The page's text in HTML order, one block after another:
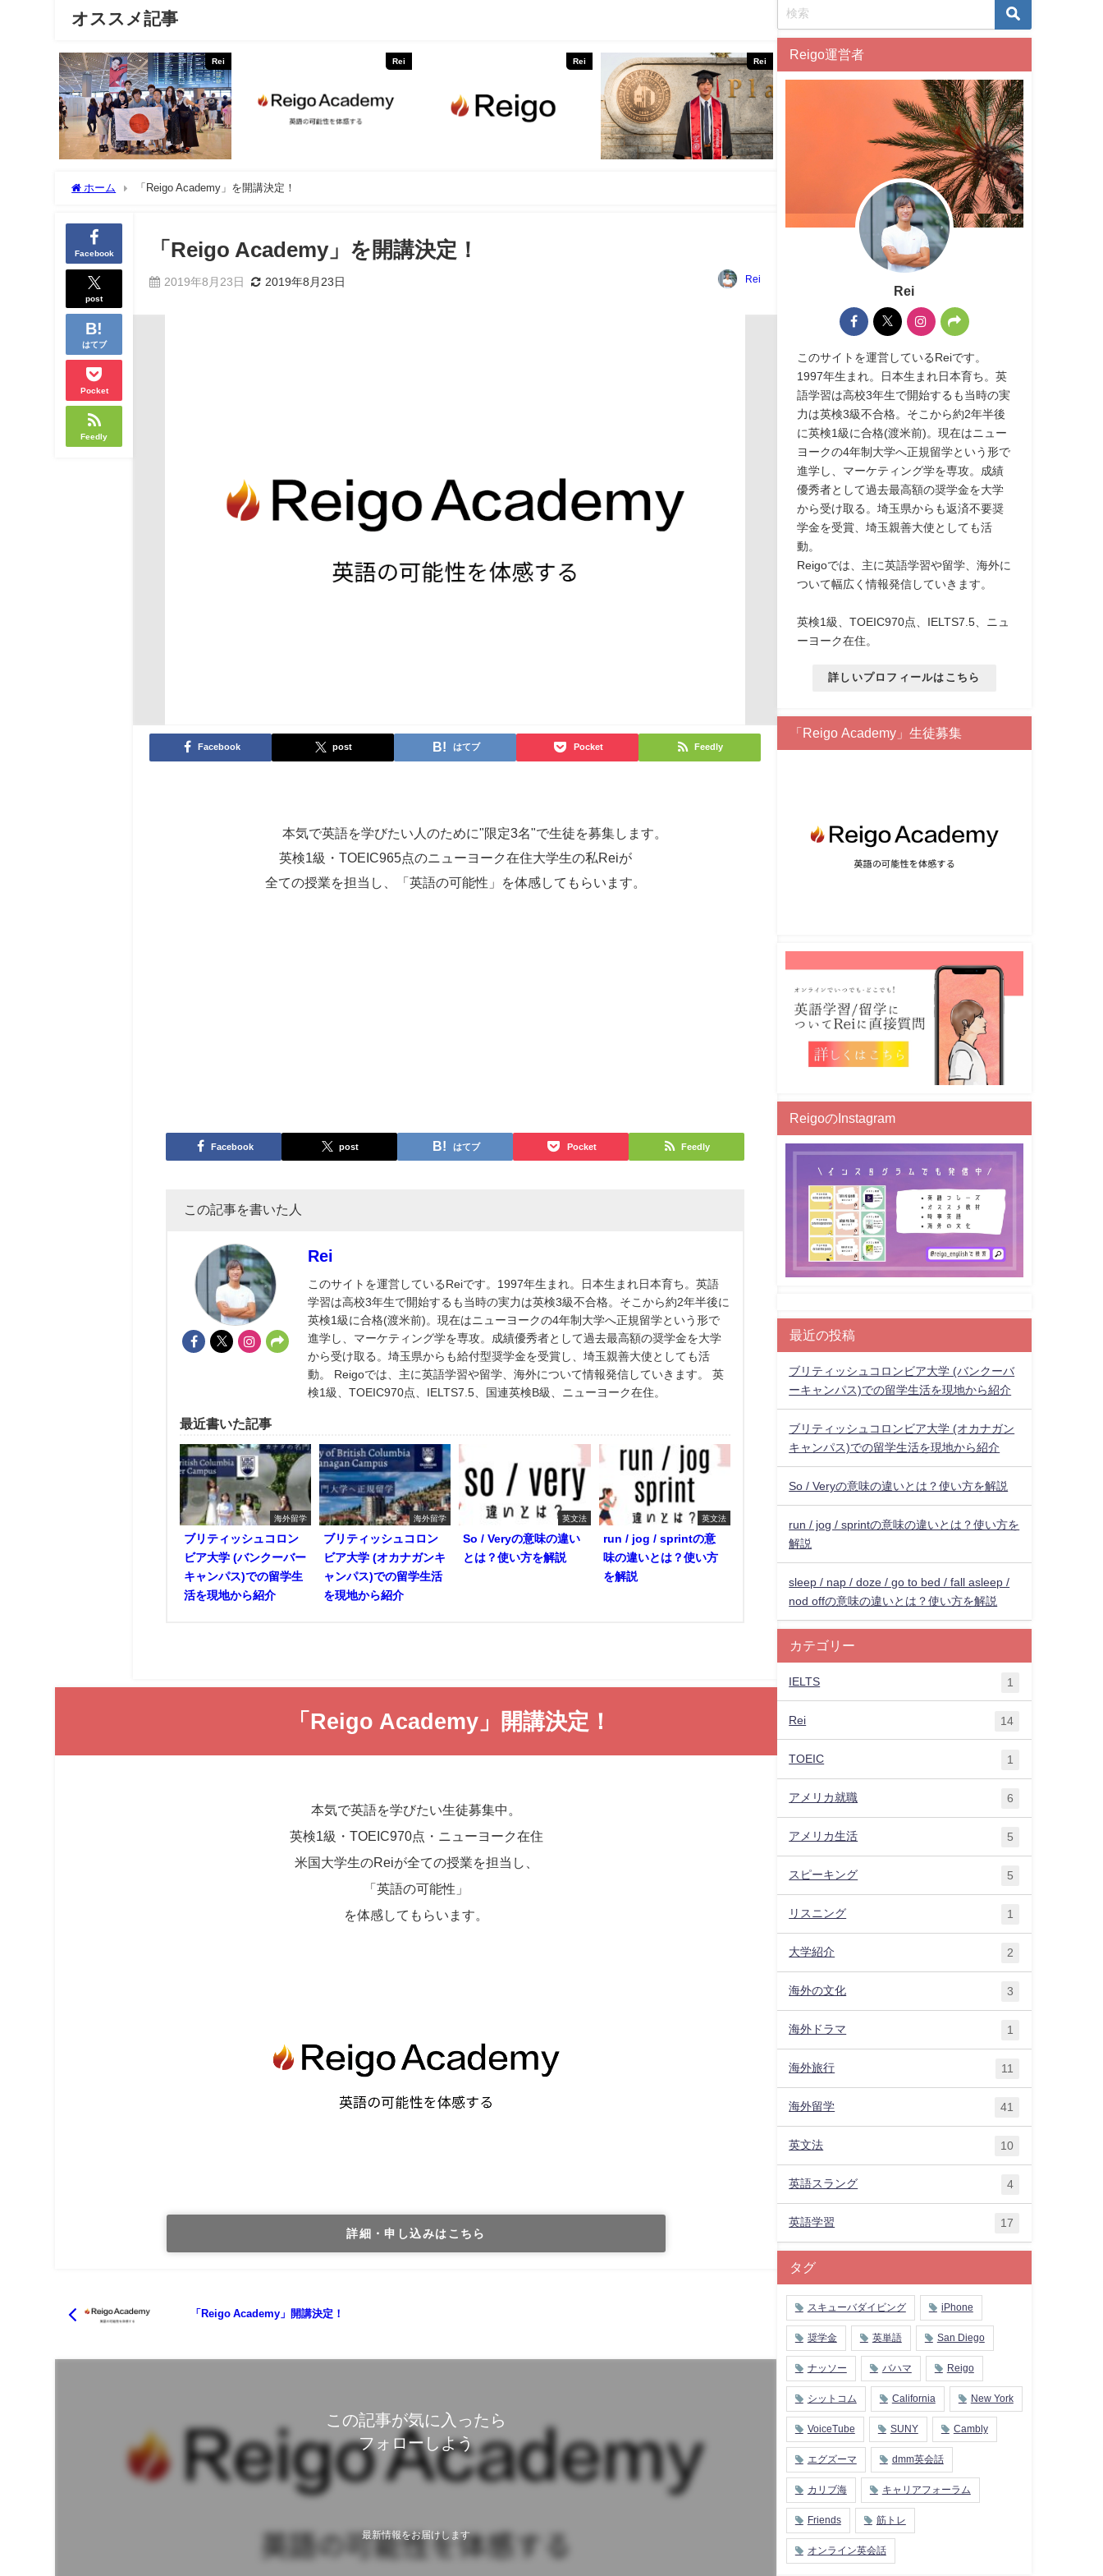
オススメ記事
Rei Rei Rei Rei
ホーム 「Reigo Academy」を開講決定！
Facebook
post
はてブ
Pocket
Feedly
「Reigo Academy」を開講決定！
2019年8月23日 2019年8月23日 Rei
Facebook post はてブ Pocket Feedly
本気で英語を学びたい人のために"限定3名"で生徒を募集します。
英検1級・TOEIC965点のニューヨーク在住大学生の私Reiが
全ての授業を担当し、「英語の可能性」を体感してもらいます。
Facebook post はてブ Pocket Feedly
この記事を書いた人
Rei
このサイトを運営しているReiです。1997年生まれ。日本生まれ日本育ち。英語
学習は高校3年生で開始するも当時の実力は英検3級不合格。そこから約2年半後に
英検1級に合格(渡米前)。現在はニューヨークの4年制大学へ正規留学という形で
進学し、マーケティング学を専攻。成績優秀者として過去最高額の奨学金を大学
から受け取る。埼玉県からも給付型奨学金を受賞し、埼玉親善大使としても活
動。 Reigoでは、主に英語学習や留学、海外について情報発信していきます。 英
検1級、TOEIC970点、IELTS7.5、国連英検B級、ニューヨーク在住。
最近書いた記事
海外留学
ブリティッシュコロン
ビア大学 (バンクーバー
キャンパス)での留学生
活を現地から紹介
海外留学
ブリティッシュコロン
ビア大学 (オカナガンキ
ャンパス)での留学生活
を現地から紹介
英文法
So / Veryの意味の違い
とは？使い方を解説
英文法
run / jog / sprintの意
味の違いとは？使い方
を解説
「Reigo Academy」開講決定！
本気で英語を学びたい生徒募集中。
英検1級・TOEIC970点・ニューヨーク在住
米国大学生のReiが全ての授業を担当し、
「英語の可能性」
を体感してもらいます。
詳細・申し込みはこちら
「Reigo Academy」開講決定！
この記事が気に入ったら
フォローしよう
最新情報をお届けします
Reigo運営者
Rei
このサイトを運営しているReiです。
1997年生まれ。日本生まれ日本育ち。英
語学習は高校3年生で開始するも当時の実
力は英検3級不合格。そこから約2年半後
に英検1級に合格(渡米前)。現在はニュー
ヨークの4年制大学へ正規留学という形で
進学し、マーケティング学を専攻。成績
優秀者として過去最高額の奨学金を大学
から受け取る。埼玉県からも返済不要奨
学金を受賞、埼玉親善大使としても活
動。
Reigoでは、主に英語学習や留学、海外に
ついて幅広く情報発信していきます。
英検1級、TOEIC970点、IELTS7.5、ニュ
ーヨーク在住。
詳しいプロフィールはこちら
「Reigo Academy」生徒募集
ReigoのInstagram
最近の投稿
ブリティッシュコロンビア大学 (バンクーバ
ーキャンパス)での留学生活を現地から紹介
ブリティッシュコロンビア大学 (オカナガン
キャンパス)での留学生活を現地から紹介
So / Veryの意味の違いとは？使い方を解説
run / jog / sprintの意味の違いとは？使い方を
解説
sleep / nap / doze / go to bed / fall asleep /
nod offの意味の違いとは？使い方を解説
カテゴリー
IELTS 1
Rei 14
TOEIC 1
アメリカ就職 6
アメリカ生活 5
スピーキング 5
リスニング 1
大学紹介 2
海外の文化 3
海外ドラマ 1
海外旅行 11
海外留学 41
英文法 10
英語スラング 4
英語学習 17
タグ
スキューバダイビング iPhone
奨学金 英単語 San Diego
ナッソー バハマ Reigo
シットコム California New York
VoiceTube SUNY Cambly
エグズーマ dmm英会話
カリブ海 キャリアフォーラム
Friends 筋トレ
オンライン英会話